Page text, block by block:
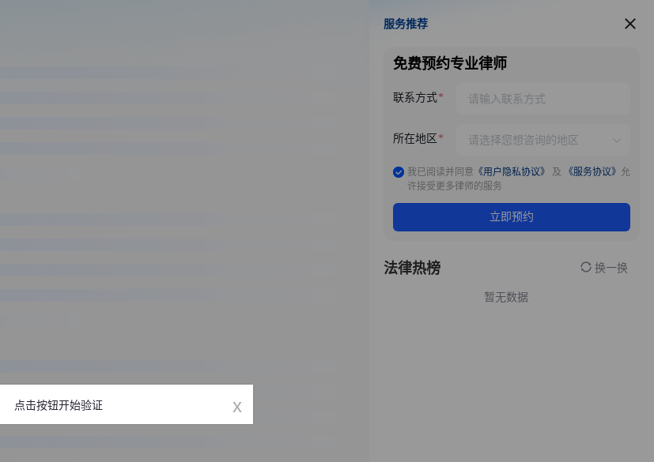
服务推荐
服务推荐
免费预约专业律师
联系方式
所在地区
我已阅读并同意 《用户隐私协议》 及 《服务协议》 允
许接受更多律师的服务
立即预约
法律热榜 换一换
暂无数据
点击按钮开始验证 x